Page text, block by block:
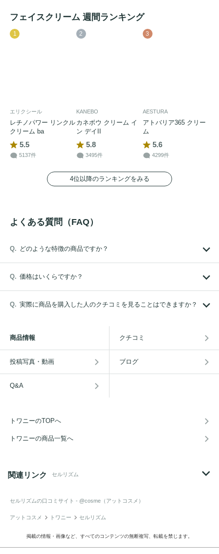
フェイスクリーム 週間ランキング
1
エリクシール
レチノパワー リンクル
クリーム ba
5.5
5137件
2
KANEBO
カネボウ クリーム イ
ン デイII
5.8
3495件
3
AESTURA
アトバリア365 クリー
ム
5.6
4299件
4位以降のランキングをみる
よくある質問（FAQ）
どのような特徴の商品ですか？
価格はいくらですか？
実際に商品を購入した人のクチコミを見ることはできますか？
商品情報 クチコミ
投稿写真・動画 ブログ
Q&A
トワニーのTOPへ
トワニーの商品一覧へ
関連リンク セルリズム
セルリズムの口コミサイト - @cosme（アットコスメ）
アットコスメ トワニー セルリズム
掲載の情報・画像など、すべてのコンテンツの無断複写、転載を禁じます。